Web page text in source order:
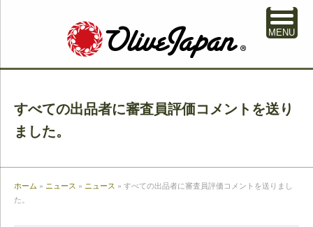
すべての出品者に審査員評価コメントを送り
ました。
ホーム » ニュース » ニュース » すべての出品者に審査員評価コメントを送りまし
た。
MENU